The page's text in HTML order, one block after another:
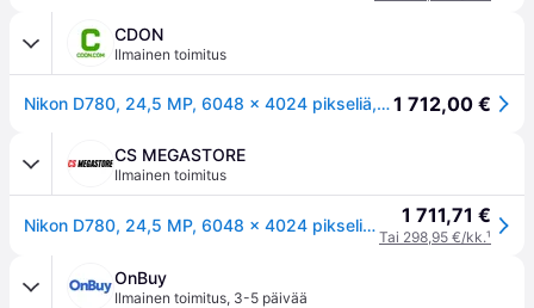
CDON
Ilmainen toimitus
Nikon D780, 24,5 MP, 6048 x 4024 pikseliä, CMOS, 4K Ultra HD, Kosketusnäyttö, Musta1 712,00 €
CS MEGASTORE
Ilmainen toimitus
Nikon D780, 24,5 MP, 6048 x 4024 pikseliä, CMOS, 4K Ultra HD, Kosketusnäyttö, Musta 1 711,71 €
Tai 298,95 €/kk.¹
OnBuy
Ilmainen toimitus, 3-5 päivää